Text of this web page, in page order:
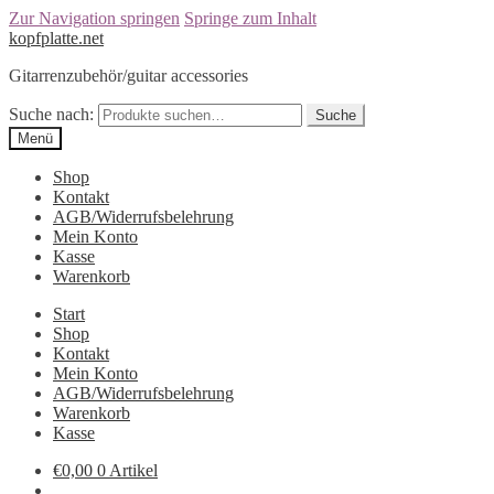
Zur Navigation springen Springe zum Inhalt
kopfplatte.net
Gitarrenzubehör/guitar accessories
Suche nach:
Suche
Menü
Shop
Kontakt
AGB/Widerrufsbelehrung
Mein Konto
Kasse
Warenkorb
Start
Shop
Kontakt
Mein Konto
AGB/Widerrufsbelehrung
Warenkorb
Kasse
€0,00 0 Artikel